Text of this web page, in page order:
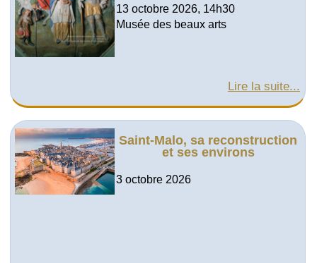
13 octobre 2026, 14h30
Musée des beaux arts
Lire la suite...
Saint-Malo, sa reconstruction
et ses environs
3 octobre 2026